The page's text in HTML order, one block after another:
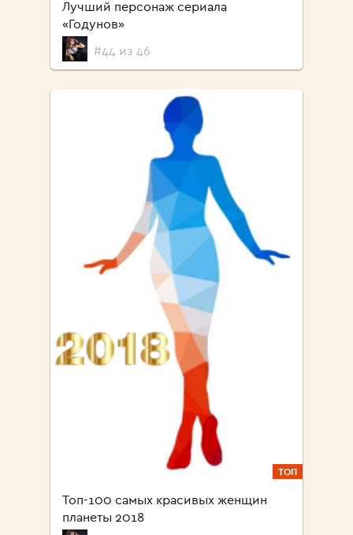
Лучший персонаж сериала
«Годунов»
#44 из 46
ТОП
Топ-100 самых красивых женщин
планеты 2018